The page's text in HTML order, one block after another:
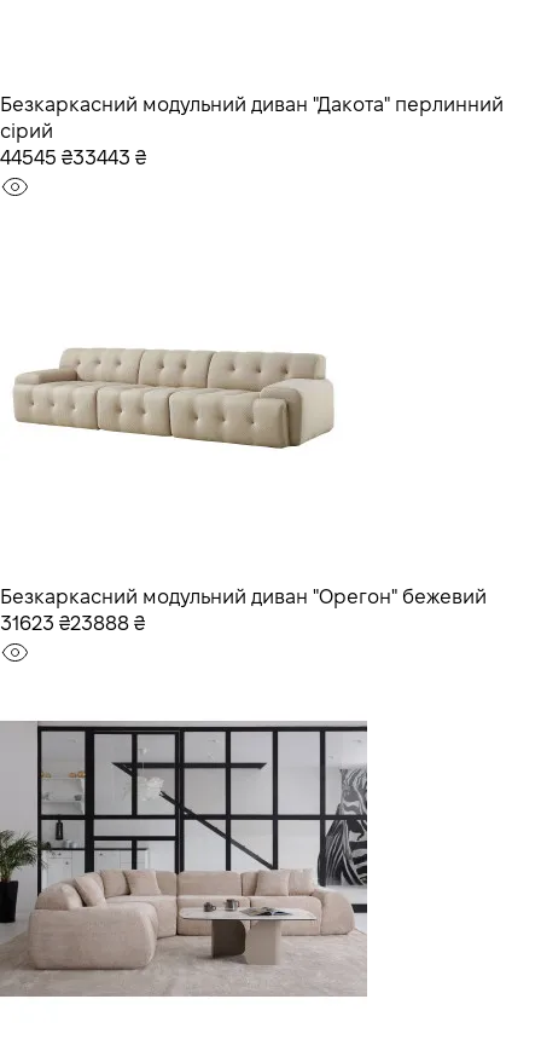
Безкаркасний модульний диван "Дакота" перлинний
сірий
44545 ₴33443 ₴
Безкаркасний модульний диван "Орегон" бежевий
31623 ₴23888 ₴